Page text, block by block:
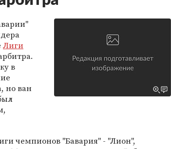
Лиги
в
но ван
чемпионов "Бавария" - "Лион",